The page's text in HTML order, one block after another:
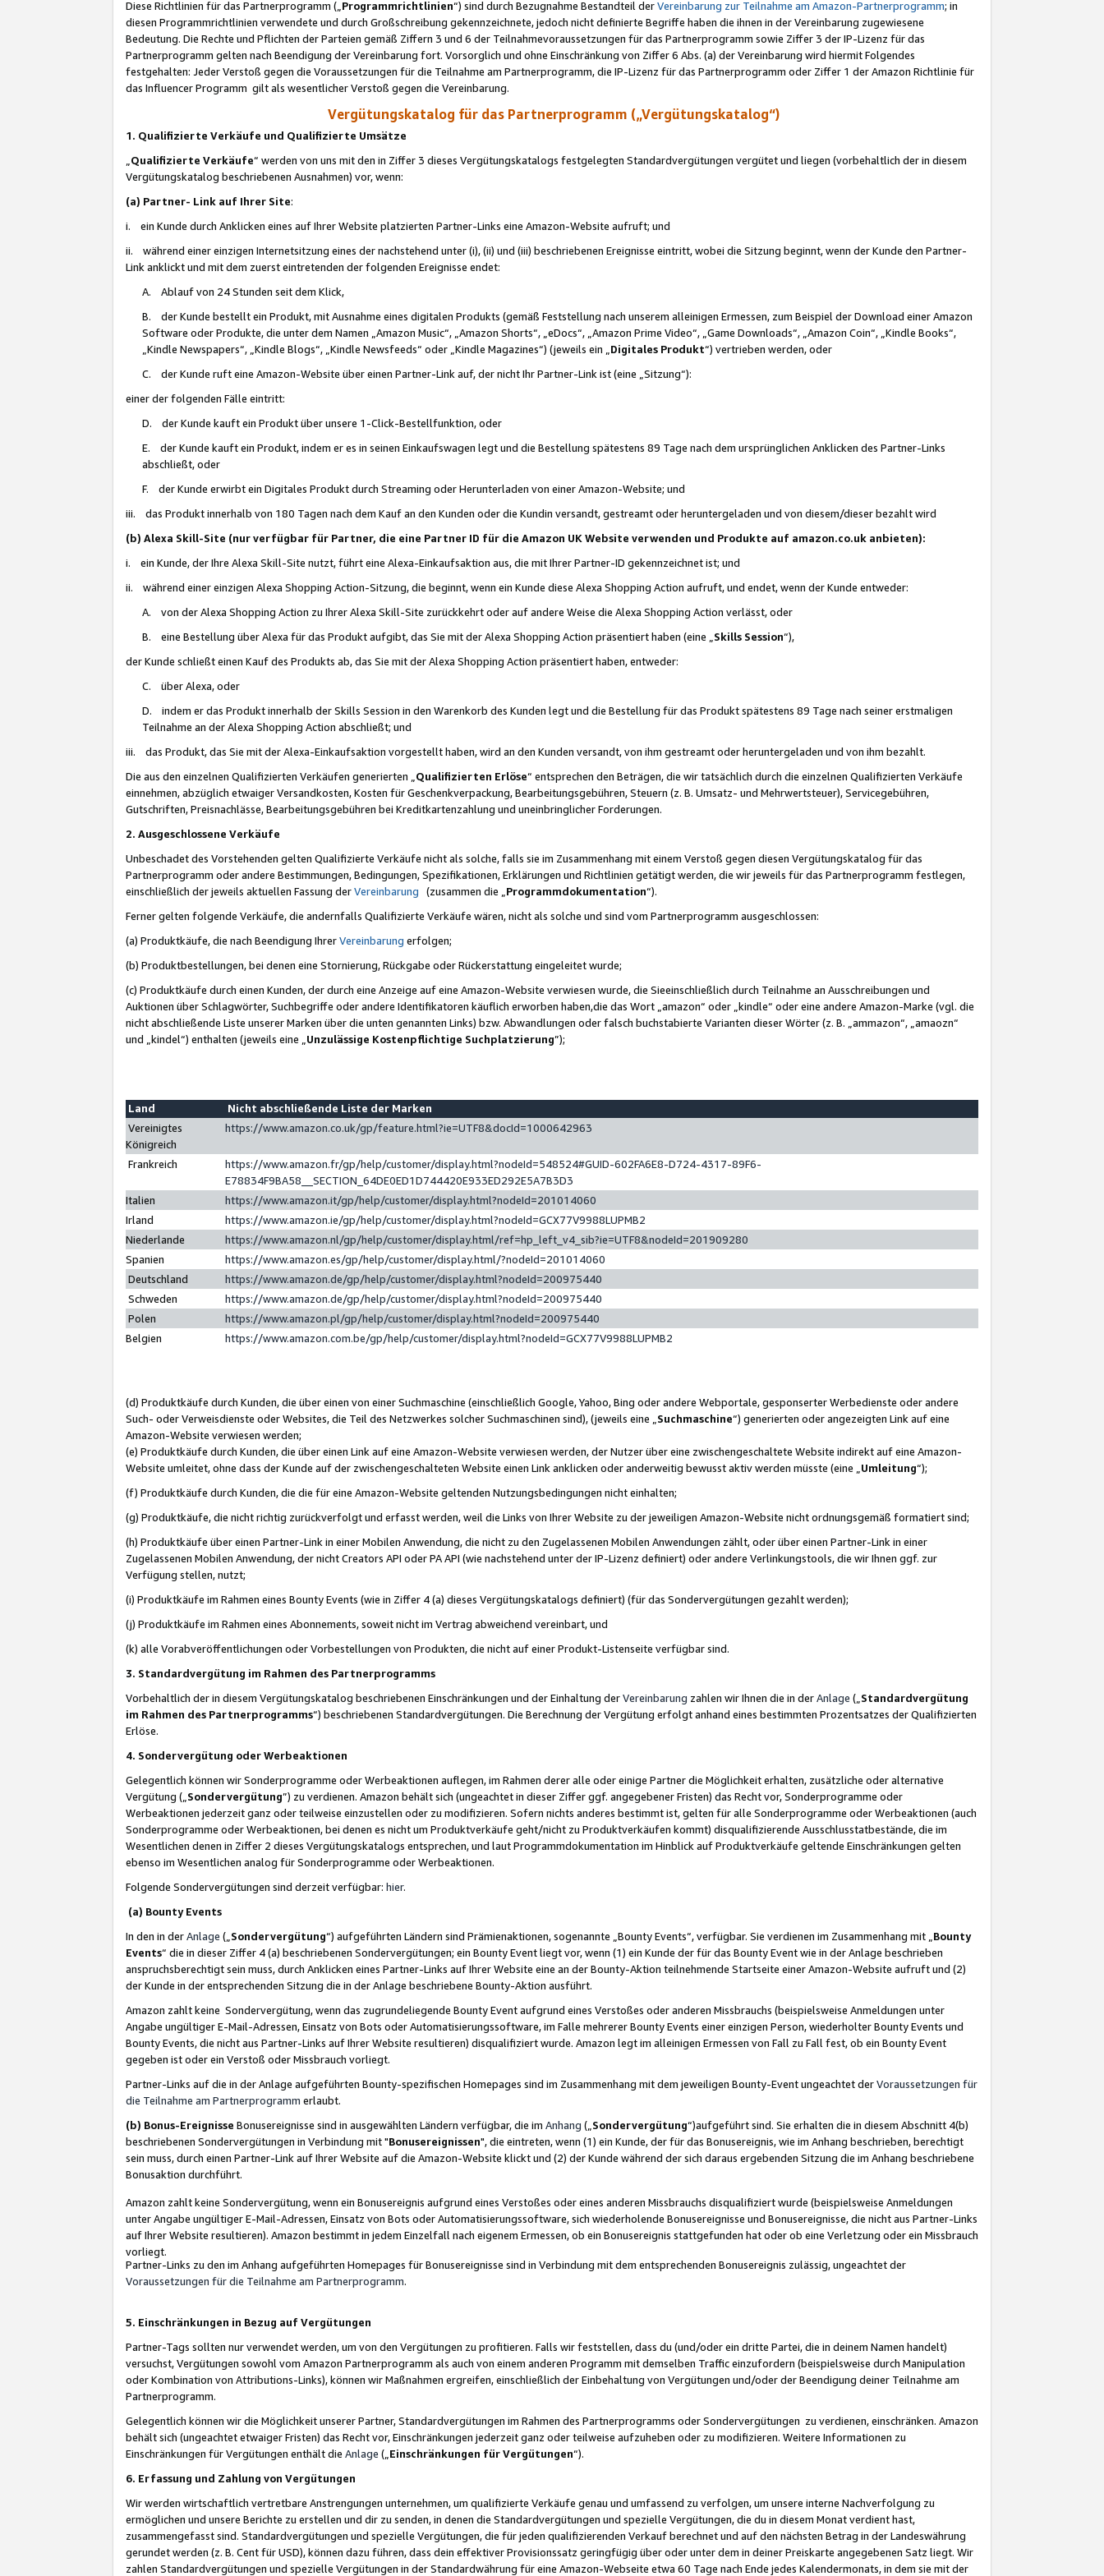
Diese Richtlinien für das Partnerprogramm („Programmrichtlinien“) sind durch Bezugnahme Bestandteil derVereinbarung zur Teilnahme am Amazon-Partnerprogramm; in
diesen Programmrichtlinien verwendete und durch Großschreibung gekennzeichnete, jedoch nicht definierte Begriffe haben die ihnen in der Vereinbarung zugewiesene
Bedeutung. Die Rechte und Pflichten der Parteien gemäß Ziffern 3 und 6 der Teilnahmevoraussetzungen für das Partnerprogramm sowie Ziffer 3 der IP-Lizenz für das
Partnerprogramm gelten nach Beendigung der Vereinbarung fort. Vorsorglich und ohne Einschränkung von Ziffer 6 Abs. (a) der Vereinbarung wird hiermit Folgendes
festgehalten: Jeder Verstoß gegen die Voraussetzungen für die Teilnahme am Partnerprogramm, die IP-Lizenz für das Partnerprogramm oder Ziffer 1 der Amazon Richtlinie für
das Influencer Programm gilt als wesentlicher Verstoß gegen die Vereinbarung.
Vergütungskatalog für das Partnerprogramm („Vergütungskatalog“)
1. Qualifizierte Verkäufe und Qualifizierte Umsätze
Qualifizierte Verkäufe“ werden von uns mit den in Ziffer 3 dieses Vergütungskatalogs festgelegten Standardvergütungen vergütet und liegen (vorbehaltlich der in diesem
Vergütungskatalog beschriebenen Ausnahmen) vor, wenn:
(a) Partner- Link auf Ihrer Site:
i. ein Kunde durch Anklicken eines auf Ihrer Website platzierten Partner-Links eine Amazon-Website aufruft; und
ii. während einer einzigen Internetsitzung eines der nachstehend unter (i), (ii) und (iii) beschriebenen Ereignisse eintritt, wobei die Sitzung beginnt, wenn der Kunde den Partner-
Link anklickt und mit dem zuerst eintretenden der folgenden Ereignisse endet:
A. Ablauf von 24 Stunden seit dem Klick,
B. der Kunde bestellt ein Produkt, mit Ausnahme eines digitalen Produkts (gemäß Feststellung nach unserem alleinigen Ermessen, zum Beispiel der Download einer Amazon
Software oder Produkte, die unter dem Namen „Amazon Music“, „Amazon Shorts“, „eDocs“, „Amazon Prime Video“, „Game Downloads“, „Amazon Coin“, „Kindle Books“,
„Kindle Newspapers“, „Kindle Blogs“, „Kindle Newsfeeds“ oder „Kindle Magazines“) (jeweils ein „ Digitales Produkt“) vertrieben werden, oder
C. der Kunde ruft eine Amazon-Website über einen Partner-Link auf, der nicht Ihr Partner-Link ist (eine „Sitzung“):
einer der folgenden Fälle eintritt:
D. der Kunde kauft ein Produkt über unsere 1-Click-Bestellfunktion, oder
E. der Kunde kauft ein Produkt, indem er es in seinen Einkaufswagen legt und die Bestellung spätestens 89 Tage nach dem ursprünglichen Anklicken des Partner-Links
abschließt, oder
F. der Kunde erwirbt ein Digitales Produkt durch Streaming oder Herunterladen von einer Amazon-Website; und
iii. das Produkt innerhalb von 180 Tagen nach dem Kauf an den Kunden oder die Kundin versandt, gestreamt oder heruntergeladen und von diesem/dieser bezahlt wird
(b) Alexa Skill-Site (nur verfügbar für Partner, die eine Partner ID für die Amazon UK Website verwenden und Produkte auf amazon.co.uk anbieten):
i. ein Kunde, der Ihre Alexa Skill-Site nutzt, führt eine Alexa-Einkaufsaktion aus, die mit Ihrer Partner-ID gekennzeichnet ist; und
ii. während einer einzigen Alexa Shopping Action-Sitzung, die beginnt, wenn ein Kunde diese Alexa Shopping Action aufruft, und endet, wenn der Kunde entweder:
A. von der Alexa Shopping Action zu Ihrer Alexa Skill-Site zurückkehrt oder auf andere Weise die Alexa Shopping Action verlässt, oder
B. eine Bestellung über Alexa für das Produkt aufgibt, das Sie mit der Alexa Shopping Action präsentiert haben (eine „ Skills Session“),
der Kunde schließt einen Kauf des Produkts ab, das Sie mit der Alexa Shopping Action präsentiert haben, entweder:
C. über Alexa, oder
D. indem er das Produkt innerhalb der Skills Session in den Warenkorb des Kunden legt und die Bestellung für das Produkt spätestens 89 Tage nach seiner erstmaligen
Teilnahme an der Alexa Shopping Action abschließt; und
iii. das Produkt, das Sie mit der Alexa-Einkaufsaktion vorgestellt haben, wird an den Kunden versandt, von ihm gestreamt oder heruntergeladen und von ihm bezahlt.
Die aus den einzelnen Qualifizierten Verkäufen generierten „ Qualifizierten Erlöse“ entsprechen den Beträgen, die wir tatsächlich durch die einzelnen Qualifizierten Verkäufe
einnehmen, abzüglich etwaiger Versandkosten, Kosten für Geschenkverpackung, Bearbeitungsgebühren, Steuern (z. B. Umsatz- und Mehrwertsteuer), Servicegebühren,
Gutschriften, Preisnachlässe, Bearbeitungsgebühren bei Kreditkartenzahlung und uneinbringlicher Forderungen.
2. Ausgeschlossene Verkäufe
Unbeschadet des Vorstehenden gelten Qualifizierte Verkäufe nicht als solche, falls sie im Zusammenhang mit einem Verstoß gegen diesen Vergütungskatalog für das
Partnerprogramm oder andere Bestimmungen, Bedingungen, Spezifikationen, Erklärungen und Richtlinien getätigt werden, die wir jeweils für das Partnerprogramm festlegen,
einschließlich der jeweils aktuellen Fassung derVereinbarung (zusammen die „ Programmdokumentation“).
Ferner gelten folgende Verkäufe, die andernfalls Qualifizierte Verkäufe wären, nicht als solche und sind vom Partnerprogramm ausgeschlossen:
(a) Produktkäufe, die nach Beendigung IhrerVereinbarung erfolgen;
(b) Produktbestellungen, bei denen eine Stornierung, Rückgabe oder Rückerstattung eingeleitet wurde;
(c) Produktkäufe durch einen Kunden, der durch eine Anzeige auf eine Amazon-Website verwiesen wurde, die Sieeinschließlich durch Teilnahme an Ausschreibungen und
Auktionen über Schlagwörter, Suchbegriffe oder andere Identifikatoren käuflich erworben haben,die das Wort „amazon“ oder „kindle“ oder eine andere Amazon-Marke (vgl. die
nicht abschließende Liste unserer Marken über die unten genannten Links) bzw. Abwandlungen oder falsch buchstabierte Varianten dieser Wörter (z. B. „ammazon“, „amaozn“
und „kindel“) enthalten (jeweils eine „ Unzulässige Kostenpflichtige Suchplatzierung”);
Land
Nicht abschließende Liste der Marken
Vereinigtes
Königreich
https://www.amazon.co.uk/gp/feature.html?ie=UTF8&docId=1000642963
Frankreich
https://www.amazon.fr/gp/help/customer/display.html?nodeId=548524#GUID-602FA6E8-D724-4317-89F6-
E78834F9BA58__SECTION_64DE0ED1D744420E933ED292E5A7B3D3
Italien
https://www.amazon.it/gp/help/customer/display.html?nodeId=201014060
Irland
https://www.amazon.ie/gp/help/customer/display.html?nodeId=GCX77V9988LUPMB2
Niederlande
https://www.amazon.nl/gp/help/customer/display.html/ref=hp_left_v4_sib?ie=UTF8&nodeId=201909280
Spanien
https://www.amazon.es/gp/help/customer/display.html/?nodeId=201014060
Deutschland
https://www.amazon.de/gp/help/customer/display.html?nodeId=200975440
Schweden
https://www.amazon.de/gp/help/customer/display.html?nodeId=200975440
Polen
https://www.amazon.pl/gp/help/customer/display.html?nodeId=200975440
Belgien
https://www.amazon.com.be/gp/help/customer/display.html?nodeId=GCX77V9988LUPMB2
(d) Produktkäufe durch Kunden, die über einen von einer Suchmaschine (einschließlich Google, Yahoo, Bing oder andere Webportale, gesponserter Werbedienste oder andere
Such- oder Verweisdienste oder Websites, die Teil des Netzwerkes solcher Suchmaschinen sind), (jeweils eine „ Suchmaschine“) generierten oder angezeigten Link auf eine
Amazon-Website verwiesen werden;
(e) Produktkäufe durch Kunden, die über einen Link auf eine Amazon-Website verwiesen werden, der Nutzer über eine zwischengeschaltete Website indirekt auf eine Amazon-
Website umleitet, ohne dass der Kunde auf der zwischengeschalteten Website einen Link anklicken oder anderweitig bewusst aktiv werden müsste (eine „ Umleitung“);
(f) Produktkäufe durch Kunden, die die für eine Amazon-Website geltenden Nutzungsbedingungen nicht einhalten;
(g) Produktkäufe, die nicht richtig zurückverfolgt und erfasst werden, weil die Links von Ihrer Website zu der jeweiligen Amazon-Website nicht ordnungsgemäß formatiert sind;
(h) Produktkäufe über einen Partner-Link in einer Mobilen Anwendung, die nicht zu den Zugelassenen Mobilen Anwendungen zählt, oder über einen Partner-Link in einer
Zugelassenen Mobilen Anwendung, der nicht Creators API oder PA API (wie nachstehend unter der IP-Lizenz definiert) oder andere Verlinkungstools, die wir Ihnen ggf. zur
Verfügung stellen, nutzt;
(i) Produktkäufe im Rahmen eines Bounty Events (wie in Ziffer 4 (a) dieses Vergütungskatalogs definiert) (für das Sondervergütungen gezahlt werden);
(j) Produktkäufe im Rahmen eines Abonnements, soweit nicht im Vertrag abweichend vereinbart, und
(k) alle Vorabveröffentlichungen oder Vorbestellungen von Produkten, die nicht auf einer Produkt-Listenseite verfügbar sind.
3. Standardvergütung im Rahmen des Partnerprogramms
Vorbehaltlich der in diesem Vergütungskatalog beschriebenen Einschränkungen und der Einhaltung derVereinbarung zahlen wir Ihnen die in derAnlage („ Standardvergütung
im Rahmen des Partnerprogramms“) beschriebenen Standardvergütungen. Die Berechnung der Vergütung erfolgt anhand eines bestimmten Prozentsatzes der Qualifizierten
Erlöse.
4. Sondervergütung oder Werbeaktionen
Gelegentlich können wir Sonderprogramme oder Werbeaktionen auflegen, im Rahmen derer alle oder einige Partner die Möglichkeit erhalten, zusätzliche oder alternative
Vergütung („ Sondervergütung”) zu verdienen. Amazon behält sich (ungeachtet in dieser Ziffer ggf. angegebener Fristen) das Recht vor, Sonderprogramme oder
Werbeaktionen jederzeit ganz oder teilweise einzustellen oder zu modifizieren. Sofern nichts anderes bestimmt ist, gelten für alle Sonderprogramme oder Werbeaktionen (auch
Sonderprogramme oder Werbeaktionen, bei denen es nicht um Produktverkäufe geht/nicht zu Produktverkäufen kommt) disqualifizierende Ausschlusstatbestände, die im
Wesentlichen denen in Ziffer 2 dieses Vergütungskatalogs entsprechen, und laut Programmdokumentation im Hinblick auf Produktverkäufe geltende Einschränkungen gelten
ebenso im Wesentlichen analog für Sonderprogramme oder Werbeaktionen.
Folgende Sondervergütungen sind derzeit verfügbar: hier.
(a) Bounty Events
In den in derAnlage („ Sondervergütung“) aufgeführten Ländern sind Prämienaktionen, sogenannte „Bounty Events“, verfügbar. Sie verdienen im Zusammenhang mit „ Bounty
Events“ die in dieser Ziffer 4 (a) beschriebenen Sondervergütungen; ein Bounty Event liegt vor, wenn (1) ein Kunde der für das Bounty Event wie in der Anlage beschrieben
anspruchsberechtigt sein muss, durch Anklicken eines Partner-Links auf Ihrer Website eine an der Bounty-Aktion teilnehmende Startseite einer Amazon-Website aufruft und (2)
der Kunde in der entsprechenden Sitzung die in der Anlage beschriebene Bounty-Aktion ausführt.
Amazon zahlt keine Sondervergütung, wenn das zugrundeliegende Bounty Event aufgrund eines Verstoßes oder anderen Missbrauchs (beispielsweise Anmeldungen unter
Angabe ungültiger E-Mail-Adressen, Einsatz von Bots oder Automatisierungssoftware, im Falle mehrerer Bounty Events einer einzigen Person, wiederholter Bounty Events und
Bounty Events, die nicht aus Partner-Links auf Ihrer Website resultieren) disqualifiziert wurde. Amazon legt im alleinigen Ermessen von Fall zu Fall fest, ob ein Bounty Event
gegeben ist oder ein Verstoß oder Missbrauch vorliegt.
Partner-Links auf die in der Anlage aufgeführten Bounty-spezifischen Homepages sind im Zusammenhang mit dem jeweiligen Bounty-Event ungeachtet derVoraussetzungen für
die Teilnahme am Partnerprogramm erlaubt.
(b) Bonus-Ereignisse Bonusereignisse sind in ausgewählten Ländern verfügbar, die im Anhang („ Sondervergütung“)aufgeführt sind. Sie erhalten die in diesem Abschnitt 4(b)
beschriebenen Sondervergütungen in Verbindung mit "Bonusereignissen", die eintreten, wenn (1) ein Kunde, der für das Bonusereignis, wie im Anhang beschrieben, berechtigt
sein muss, durch einen Partner-Link auf Ihrer Website auf die Amazon-Website klickt und (2) der Kunde während der sich daraus ergebenden Sitzung die im Anhang beschriebene
Bonusaktion durchführt.
Amazon zahlt keine Sondervergütung, wenn ein Bonusereignis aufgrund eines Verstoßes oder eines anderen Missbrauchs disqualifiziert wurde (beispielsweise Anmeldungen
unter Angabe ungültiger E-Mail-Adressen, Einsatz von Bots oder Automatisierungssoftware, sich wiederholende Bonusereignisse und Bonusereignisse, die nicht aus Partner-Links
auf Ihrer Website resultieren). Amazon bestimmt in jedem Einzelfall nach eigenem Ermessen, ob ein Bonusereignis stattgefunden hat oder ob eine Verletzung oder ein Missbrauch
vorliegt.
Partner-Links zu den im Anhang aufgeführten Homepages für Bonusereignisse sind in Verbindung mit dem entsprechenden Bonusereignis zulässig, ungeachtet der
Voraussetzungen für die Teilnahme am Partnerprogramm.
5. Einschränkungen in Bezug auf Vergütungen
Partner-Tags sollten nur verwendet werden, um von den Vergütungen zu profitieren. Falls wir feststellen, dass du (und/oder ein dritte Partei, die in deinem Namen handelt)
versuchst, Vergütungen sowohl vom Amazon Partnerprogramm als auch von einem anderen Programm mit demselben Traffic einzufordern (beispielsweise durch Manipulation
oder Kombination von Attributions-Links), können wir Maßnahmen ergreifen, einschließlich der Einbehaltung von Vergütungen und/oder der Beendigung deiner Teilnahme am
Partnerprogramm.
Gelegentlich können wir die Möglichkeit unserer Partner, Standardvergütungen im Rahmen des Partnerprogramms oder Sondervergütungen zu verdienen, einschränken. Amazon
behält sich (ungeachtet etwaiger Fristen) das Recht vor, Einschränkungen jederzeit ganz oder teilweise aufzuheben oder zu modifizieren. Weitere Informationen zu
Einschränkungen für Vergütungen enthält die Anlage („ Einschränkungen für Vergütungen“).
6. Erfassung und Zahlung von Vergütungen
Wir werden wirtschaftlich vertretbare Anstrengungen unternehmen, um qualifizierte Verkäufe genau und umfassend zu verfolgen, um unsere interne Nachverfolgung zu
ermöglichen und unsere Berichte zu erstellen und dir zu senden, in denen die Standardvergütungen und spezielle Vergütungen, die du in diesem Monat verdient hast,
zusammengefasst sind. Standardvergütungen und spezielle Vergütungen, die für jeden qualifizierenden Verkauf berechnet und auf den nächsten Betrag in der Landeswährung
gerundet werden (z. B. Cent für USD), können dazu führen, dass dein effektiver Provisionssatz geringfügig über oder unter dem in deiner Preiskarte angegebenen Satz liegt. Wir
zahlen Standardvergütungen und spezielle Vergütungen in der Standardwährung für eine Amazon-Webseite etwa 60 Tage nach Ende jedes Kalendermonats, in dem sie mit der